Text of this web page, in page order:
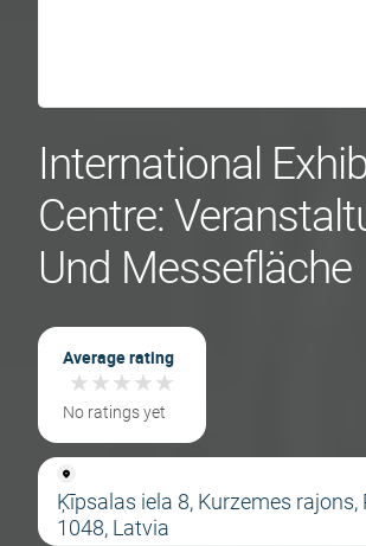
International
Centre:
Und Messefläche
Average rating
★★★★★
★★★★★
No ratings yet
Ķīpsalas iela 8, Kurzemes rajons,
1048, Latvia